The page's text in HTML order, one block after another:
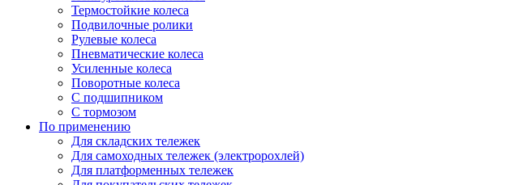
Термостойкие колеса
Подвилочные ролики
Рулевые колеса
Пневматические колеса
Усиленные колеса
Поворотные колеса
С подшипником
С тормозом
По применению
Для складских тележек
Для самоходных тележек (электророхлей)
Для платформенных тележек